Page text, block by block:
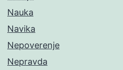
Nauka
Navika
Nepoverenje
Nepravda